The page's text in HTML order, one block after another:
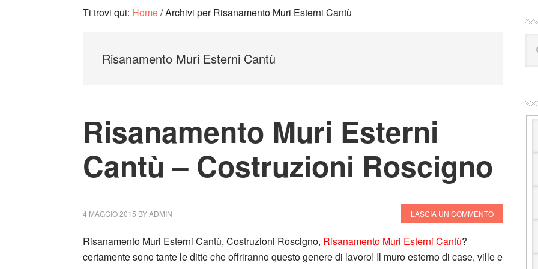
Ti trovi qui: Home/Archivi per Risanamento Muri Esterni Cantù
Risanamento Muri Esterni Cantù
Risanamento Muri Esterni
Cantù – Costruzioni Roscigno
4 MAGGIO 2015 BYADMIN LASCIA UN COMMENTO
Risanamento Muri Esterni Cantù, Costruzioni Roscigno, Risanamento Muri Esterni Cantù?
certamente sono tante le ditte che offriranno questo genere di lavoro! Il muro esterno di case, ville e